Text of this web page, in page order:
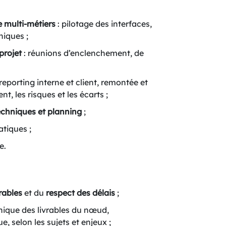
multi-métiers: pilotage des interfaces,
;
: réunions d’enclenchement, de
interne et client, remontée et
les risques et les écarts ;
et planning;
;
et du respect des délais;
des livrables du nœud,
selon les sujets et enjeux ;